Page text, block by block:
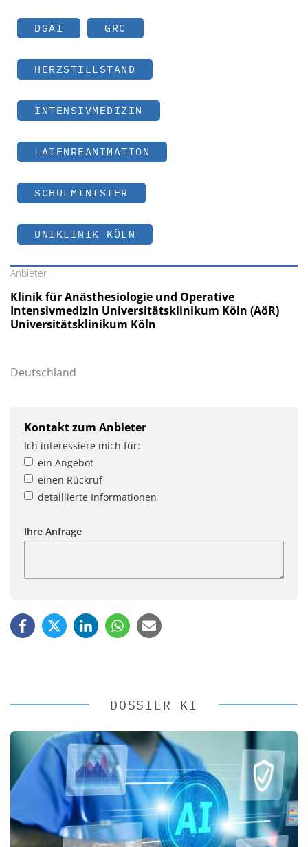
DGAI GRC
HERZSTILLSTAND
INTENSIVMEDIZIN
LAIENREANIMATION
SCHULMINISTER
UNIKLINIK KÖLN
Anbieter
Klinik für Anästhesiologie und Operative
Intensivmedizin Universitätsklinikum Köln (AöR)
Universitätsklinikum Köln
Deutschland
Kontakt zum Anbieter
Ich interessiere mich für:
ein Angebot
einen Rückruf
detaillierte Informationen
Ihre Anfrage
DOSSIER KI